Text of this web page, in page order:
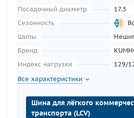
Посадочный диаметр
17.5
Сезонность
Шипы
Бренд
Индекс нагрузки
129/
Все характеристики
Шина для лёгкого
транспорта (LCV)